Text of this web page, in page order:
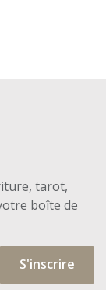
tarot,
boîte de
S'inscrire